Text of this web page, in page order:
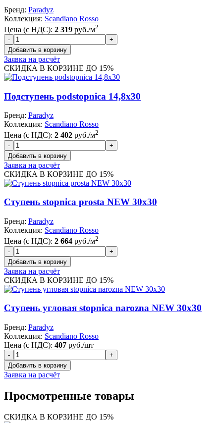
Бренд: Paradyz
Коллекция: Scandiano Rosso
Цена (с НДС): 2 319 руб./м2
Заявка на расчёт
СКИДКА В КОРЗИНЕ ДО 15%
Подступень podstopnica 14,8х30
Бренд: Paradyz
Коллекция: Scandiano Rosso
Цена (с НДС): 2 402 руб./м2
Заявка на расчёт
СКИДКА В КОРЗИНЕ ДО 15%
Ступень stopnica prosta NEW 30x30
Бренд: Paradyz
Коллекция: Scandiano Rosso
Цена (с НДС): 2 664 руб./м2
Заявка на расчёт
СКИДКА В КОРЗИНЕ ДО 15%
Ступень угловая stopnica narozna NEW 30x30
Бренд: Paradyz
Коллекция: Scandiano Rosso
Цена (с НДС): 407 руб./шт
Заявка на расчёт
Просмотренные товары
СКИДКА В КОРЗИНЕ ДО 15%